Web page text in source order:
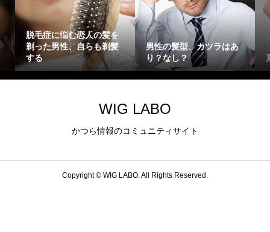
脱毛症に悩む恋人の髪を
剃った男性、自らも剃髪
する
男性の髪型、カツラはあ
り？なし？
WIG LABO
かつら情報のコミュニティサイト
Copyright © WIG LABO. All Rights Reserved.